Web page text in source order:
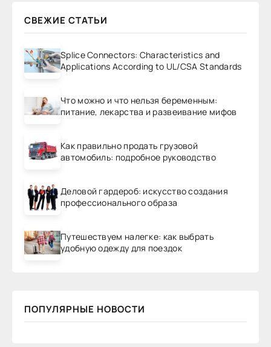
СВЕЖИЕ СТАТЬИ
Splice Connectors: Characteristics and
Applications According to UL/CSA Standards
Что можно и что нельзя беременным:
питание, лекарства и развеивание мифов
Как правильно продать грузовой
автомобиль: подробное руководство
Деловой гардероб: искусство создания
профессионального образа
Путешествуем налегке: как выбрать
удобную одежду для поездок
ПОПУЛЯРНЫЕ НОВОСТИ